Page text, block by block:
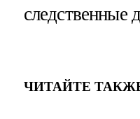
следственные
ЧИТАЙТЕ